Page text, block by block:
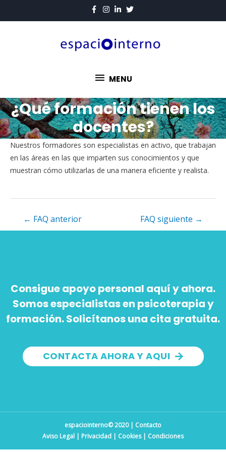
MENU
¿Qué formación tienen los
docentes?
Nuestros formadores son especialistas en activo, que trabajan
en las áreas en las que imparten sus conocimientos y que
muestran cómo utilizarlas de una manera eficiente y realista.
← FAQ anterior FAQ siguiente →
Consigue apoyo personal aquí y ahora.
Somos especialistas en psicoterapia y
formación. Solicítanos una cita gratuita.
CONTACTA AHORA Y AQUI
espaciointerno© 2020 | Contacto
Aviso Legal | Privacidad | Cookies| Condiciones